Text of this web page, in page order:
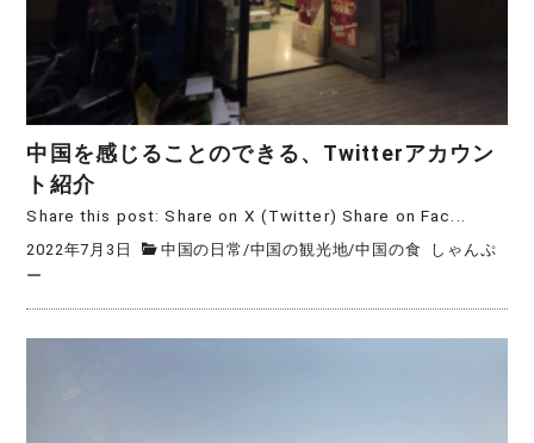
中国を感じることのできる、Twitterアカウン
ト紹介
Share this post: Share on X (Twitter) Share on Fac...
2022年7月3日 中国の日常 /中国の観光地/中国の食
しゃんぷ
ー